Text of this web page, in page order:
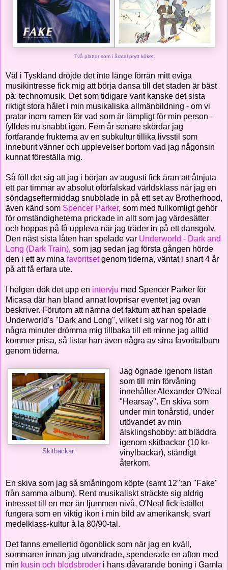
Två plattor som i åratal prytt köket.
Väl i Tyskland dröjde det inte länge förrän mitt eviga
musikintresse fick mig att börja dansa till det staden är bäst
på: technomusik. Det som tidigare varit kanske det sista
riktigt stora hålet i min musikaliska allmänbildning - om vi
pratar inom ramen för vad som är lämpligt för min person -
fylldes nu snabbt igen. Fem år senare skördar jag
fortfarande frukterna av en subkultur tillika livsstil som
inneburit vänner och upplevelser bortom vad jag någonsin
kunnat föreställa mig.
Så föll det sig att jag i början av augusti fick äran att åtnjuta
ett par timmar av absolut oförfalskad världsklass när jag en
söndagseftermiddag snubblade in på ett set av Brotherhood,
även känd som Spencer Parker, som med fullkomligt gehör
för omständigheterna prickade in allt som jag värdesätter
och hoppas på få uppleva när jag träder in på ett dansgolv.
Den näst sista låten han spelade var Underworld - Dark and
Long (Dark Train), som jag sedan jag första gången hörde
den i ett av mina favoritsetgenom tiderna, väntat i snart 4 år
på att få erfara ute.
I helgen dök det upp en intervju med Spencer Parker för
Micasa där han bland annat lovprisar eventet jag ovan
beskriver. Förutom att nämna det faktum att han spelade
Underworld's "Dark and Long", vilket i sig var nog för att i
några minuter drömma mig tillbaka till ett minne jag alltid
kommer prisa, så listar han även några av sina favoritalbum
genom tiderna.
Skitbackar.
Jag ögnade igenom listan
som till min förvåning
innehåller Alexander O'Neal
"Hearsay". En skiva som
under min tonårstid, under
utövandet av min
älsklingshobby: att bläddra
igenom skitbackar (10 kr-
vinylbackar), ständigt
återkom.
En skiva som jag så småningom köpte (samt 12":an "Fake"
från samma album). Rent musikaliskt sträckte sig aldrig
intresset till en mer än ljummen nivå, O'Neal fick istället
fungera som en viktig ikon i min bild av amerikansk, svart
medelklass-kultur à la 80/90-tal.
Det fanns emellertid ögonblick som när jag en kväll,
sommaren innan jag utvandrade, spenderade en afton med
min kusin och blodsbroder i hans dåvarande boning i Gamla